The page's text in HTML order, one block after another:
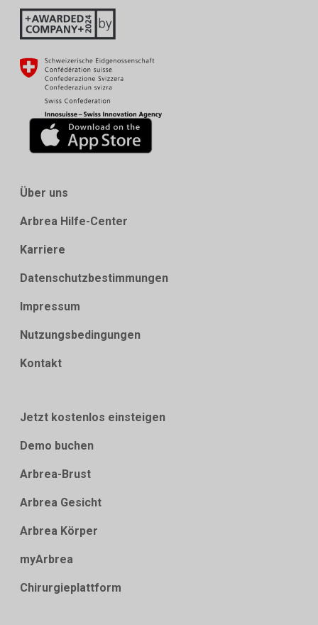
Über uns
Arbrea Hilfe-Center
Karriere
Datenschutzbestimmungen
Impressum
Nutzungsbedingungen
Kontakt
Jetzt kostenlos einsteigen
Demo buchen
Arbrea-Brust
Arbrea Gesicht
Arbrea Körper
myArbrea
Chirurgieplattform